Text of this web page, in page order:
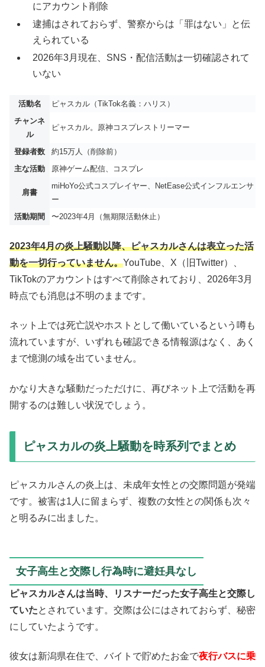
にアカウント削除
逮捕はされておらず、警察からは「罪はない」と伝
えられている
2026年3月現在、SNS・配信活動は一切確認されて
いない
活動名
ピャスカル（TikTok名義：ハリス）
チャンネ
ル
ピャスカル。原神コスプレストリーマー
登録者数
約15万人（削除前）
主な活動
原神ゲーム配信、コスプレ
肩書
miHoYo公式コスプレイヤー、NetEase公式インフルエンサ
ー
活動期間
〜2023年4月（無期限活動休止）
2023年4月の炎上騒動以降、ピャスカルさんは表立った活
動を一切行っていません。YouTube、X（旧Twitter）、
TikTokのアカウントはすべて削除されており、2026年3月
時点でも消息は不明のままです。
ネット上では死亡説やホストとして働いているという噂も
流れていますが、いずれも確認できる情報源はなく、あく
まで憶測の域を出ていません。
かなり大きな騒動だっただけに、再びネット上で活動を再
開するのは難しい状況でしょう。
ピャスカルの炎上騒動を時系列でまとめ
ピャスカルさんの炎上は、未成年女性との交際問題が発端
です。被害は1人に留まらず、複数の女性との関係も次々
と明るみに出ました。
女子高生と交際し行為時に避妊具なし
ピャスカルさんは当時、リスナーだった女子高生と交際し
ていたとされています。交際は公にはされておらず、秘密
にしていたようです。
彼女は新潟県在住で、バイトで貯めたお金で夜行バスに乗